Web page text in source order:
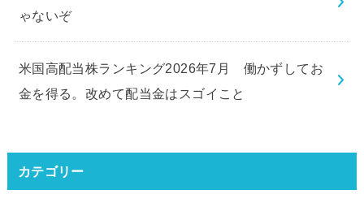
ゃないぞ
米国高配当株ランキング2026年7月 働かずしてお
金を得る。改めて配当金はスゴイこと
カテゴリー